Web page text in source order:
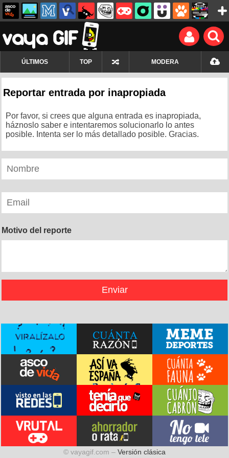
ÚLTIMOS TOP MODERA
Reportar entrada por inapropiada
Por favor, si crees que alguna entrada es inapropiada,
háznoslo saber e intentaremos solucionarlo lo antes
posible. Intenta ser lo más detallado posible. Gracias.
Motivo del reporte
© vayagif.com – Versión clásica